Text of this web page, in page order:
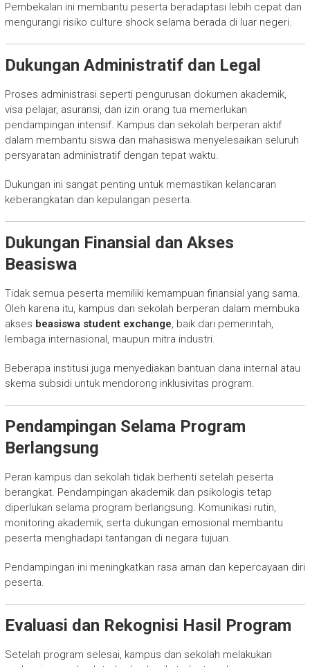
Pembekalan ini membantu peserta beradaptasi lebih cepat dan
mengurangi risiko culture shock selama berada di luar negeri.
Dukungan Administratif dan Legal
Proses administrasi seperti pengurusan dokumen akademik,
visa pelajar, asuransi, dan izin orang tua memerlukan
pendampingan intensif. Kampus dan sekolah berperan aktif
dalam membantu siswa dan mahasiswa menyelesaikan seluruh
persyaratan administratif dengan tepat waktu.
Dukungan ini sangat penting untuk memastikan kelancaran
keberangkatan dan kepulangan peserta.
Dukungan Finansial dan Akses
Beasiswa
Tidak semua peserta memiliki kemampuan finansial yang sama.
Oleh karena itu, kampus dan sekolah berperan dalam membuka
akses beasiswa student exchange, baik dari pemerintah,
lembaga internasional, maupun mitra industri.
Beberapa institusi juga menyediakan bantuan dana internal atau
skema subsidi untuk mendorong inklusivitas program.
Pendampingan Selama Program
Berlangsung
Peran kampus dan sekolah tidak berhenti setelah peserta
berangkat. Pendampingan akademik dan psikologis tetap
diperlukan selama program berlangsung. Komunikasi rutin,
monitoring akademik, serta dukungan emosional membantu
peserta menghadapi tantangan di negara tujuan.
Pendampingan ini meningkatkan rasa aman dan kepercayaan diri
peserta.
Evaluasi dan Rekognisi Hasil Program
Setelah program selesai, kampus dan sekolah melakukan